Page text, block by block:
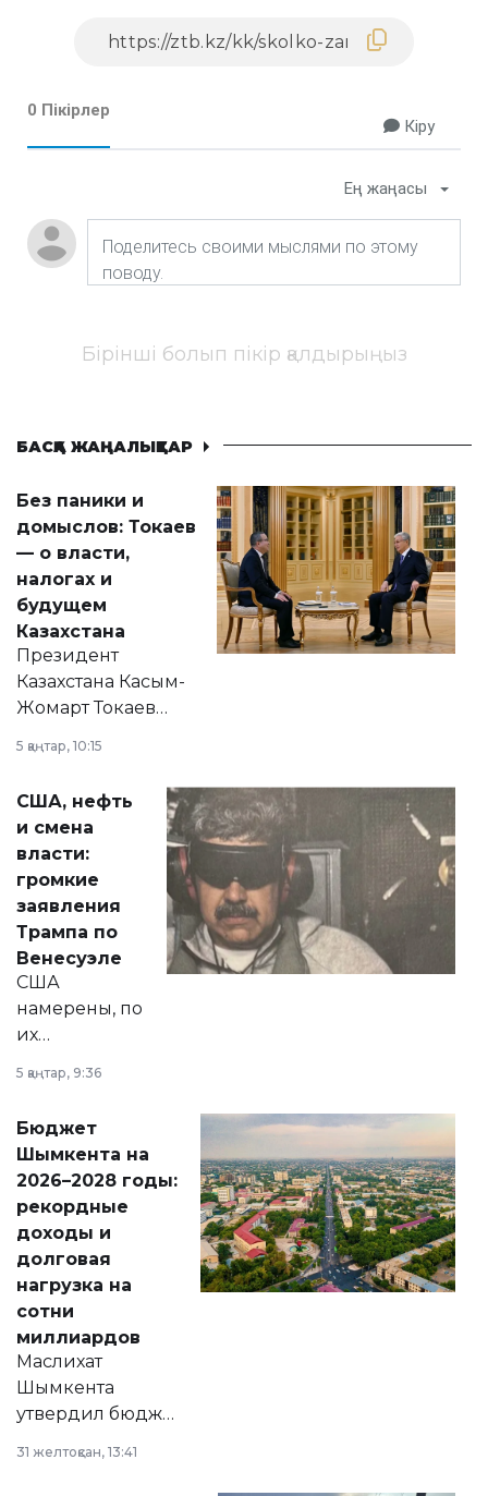
0 Пікірлер
Кіру
Ең жаңасы
Бірінші болып пікір қалдырыңыз
БАСҚА ЖАҢАЛЫҚТАР
Без паники и
домыслов: Токаев
— о власти,
налогах и
будущем
Казахстана
Президент
Казахстана Касым-
Жомарт Токаев
сразу несколько
актуальных тем —
от слухов о
политических
реформах до
вопросов армии,
экономики и
личного здоровья.
5 қаңтар, 10:15
США, нефть
и смена
власти:
громкие
заявления
Трампа по
Венесуэле
США
намерены, по
их
принести
народу
Венесуэлы.
5 қаңтар, 9:36
Бюджет
Шымкента на
2026–2028 годы:
рекордные
доходы и
долговая
нагрузка на
сотни
миллиардов
Маслихат
Шымкента
утвердил бюджет
2028 годы.
31 желтоқсан, 13:41